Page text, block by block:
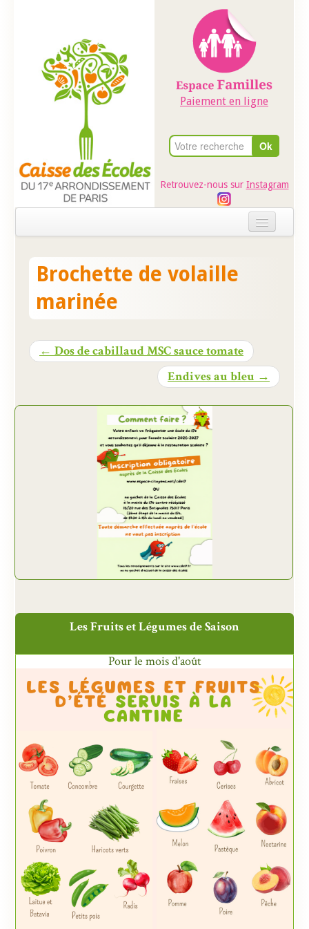
Paiement en ligne
Retrouvez-nous sur Instagram
Evénements
Ateliers dans les écoles
Inscriptions et tarifs
Qualité
Recrutement
Nous contacter
Brochette de volaille
marinée
← Dos de cabillaud MSC sauce tomate
Endives au bleu →
Les Fruits et Légumes de Saison
Pour le mois d'août